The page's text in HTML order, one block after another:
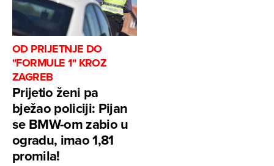
OD PRIJETNJE DO
"FORMULE 1" KROZ
ZAGREB
Prijetio ženi pa
bježao policiji: Pijan
se BMW-om zabio u
ogradu, imao 1,81
promila!